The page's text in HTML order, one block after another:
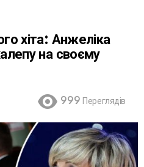
хіта: Анжеліка
на своєму
999 Переглядів